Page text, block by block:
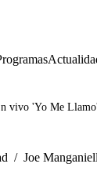
vivo 'Yo Me Llamo'
/ Joe